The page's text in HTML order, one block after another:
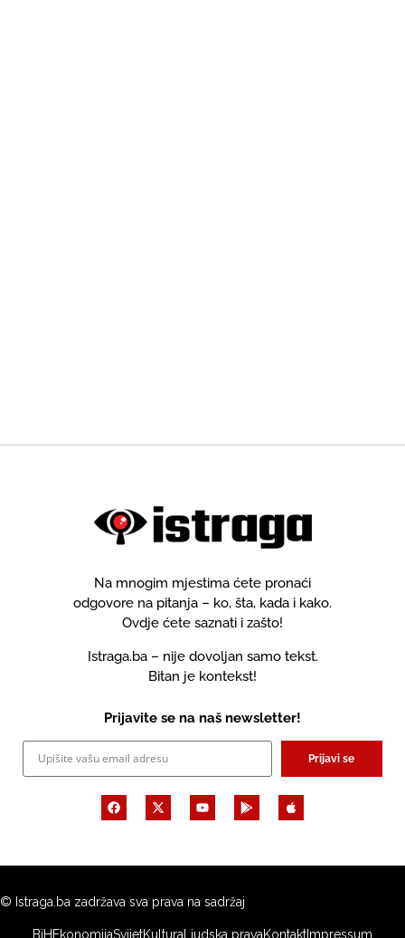
Na mnogim mjestima ćete pronaći
odgovore na pitanja – ko, šta, kada i kako.
Ovdje ćete saznati i zašto!
Istraga.ba – nije dovoljan samo tekst.
Bitan je kontekst!
Prijavite se na naš newsletter!
Prijavi se
© Istraga.ba zadržava sva prava na sadržaj
BiH EkonomijaSvijetKultura Ljudska pravaKontakt Impressum